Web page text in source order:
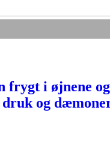
frygt i øjnene og
og